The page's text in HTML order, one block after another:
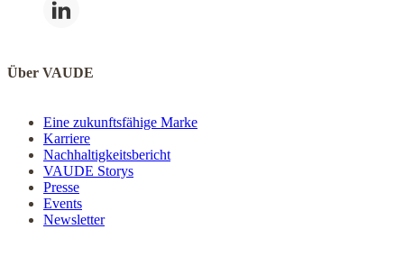
Über VAUDE
Eine zukunftsfähige Marke
Karriere
Nachhaltigkeitsbericht
VAUDE Storys
Presse
Events
Newsletter